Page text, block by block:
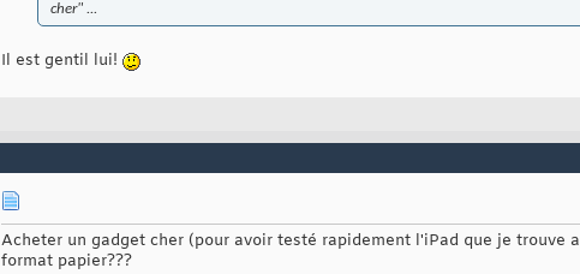
cher" ...
Il est gentil lui!
Acheter un gadget cher (pour avoir testé rapidement l'iPad que je
format papier???